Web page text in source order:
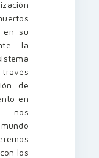
en su
la
través
de
en
nos
los